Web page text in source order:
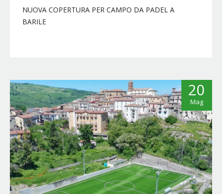
NUOVA COPERTURA PER CAMPO DA PADEL A
BARILE
20
Mag